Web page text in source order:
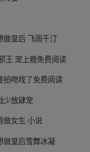
做皇后 飞雨千汀
王 宠上瘾免费阅读
拍吻戏了免费阅读
少放肆宠
做女生 小说
做皇后雪舞冰凝